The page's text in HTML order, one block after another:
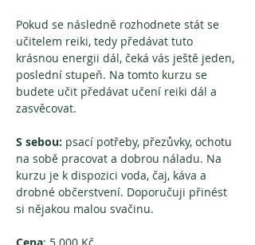
Pokud se následně rozhodnete stát se
učitelem reiki, tedy předávat tuto
krásnou energii dál, čeká vás ještě jeden,
poslední stupeň. Na tomto kurzu se
budete učit předávat učení reiki dál a
zasvěcovat.
S sebou: psací potřeby, přezůvky, ochotu
na sobě pracovat a dobrou náladu. Na
kurzu je k dispozici voda, čaj, káva a
drobné občerstvení. Doporučuji přinést
si nějakou malou svačinu.